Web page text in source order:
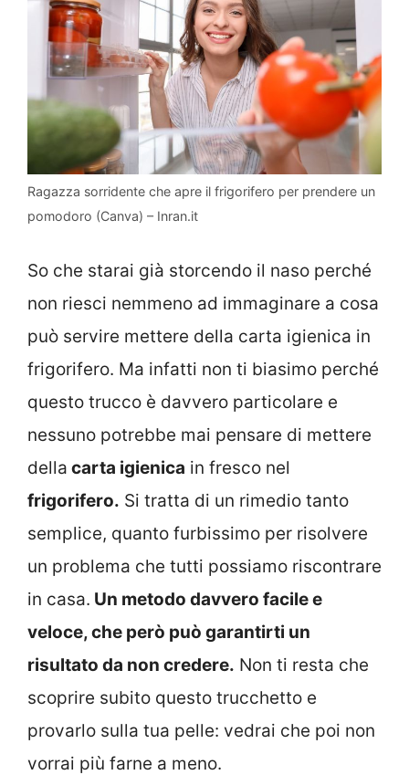
Ragazza sorridente che apre il frigorifero per prendere un
pomodoro (Canva) – Inran.it
So che starai già storcendo il naso perché
non riesci nemmeno ad immaginare a cosa
può servire mettere della carta igienica in
frigorifero. Ma infatti non ti biasimo perché
questo trucco è davvero particolare e
nessuno potrebbe mai pensare di mettere
della carta igienica in fresco nel
frigorifero. Si tratta di un rimedio tanto
semplice, quanto furbissimo per risolvere
un problema che tutti possiamo riscontrare
in casa. Un metodo davvero facile e
veloce, che però può garantirti un
risultato da non credere. Non ti resta che
scoprire subito questo trucchetto e
provarlo sulla tua pelle: vedrai che poi non
vorrai più farne a meno.